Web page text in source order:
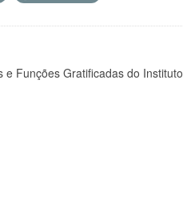
Funções Gratificadas do Instituto